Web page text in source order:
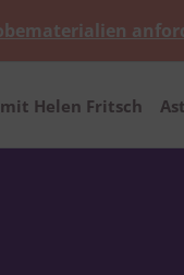
Helen Fritsch